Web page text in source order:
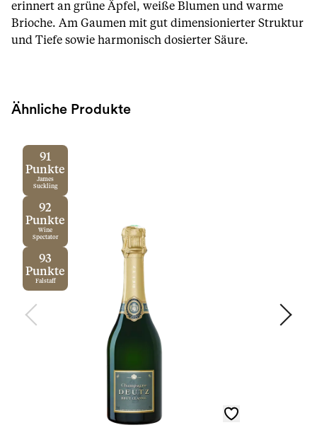
erinnert an grüne Äpfel, weiße Blumen und warme
Brioche. Am Gaumen mit gut dimensionierter Struktur
und Tiefe sowie harmonisch dosierter Säure.
Ähnliche Produkte
91
Punkte
James
Suckling
92
Punkte
Wine
Spectator
93
Punkte
Falstaff